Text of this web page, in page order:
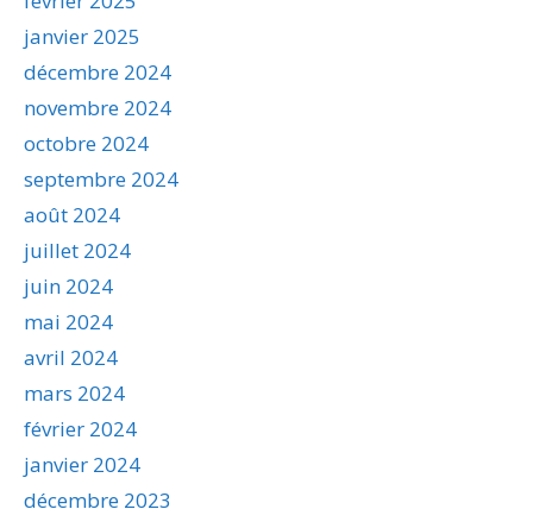
janvier 2025
décembre 2024
novembre 2024
octobre 2024
septembre 2024
août 2024
juillet 2024
juin 2024
mai 2024
avril 2024
mars 2024
février 2024
janvier 2024
décembre 2023